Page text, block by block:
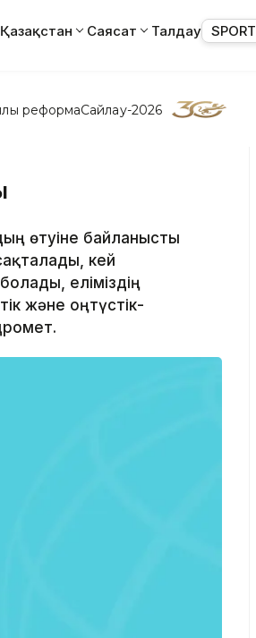
Қазақстан Саясат Талдау SPORT
реформаСайлау-2026
өтуіне байланысты
кей
еліміздің
және оңтүстік-